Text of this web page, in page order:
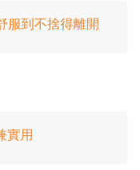
服到不捨得離開
實用